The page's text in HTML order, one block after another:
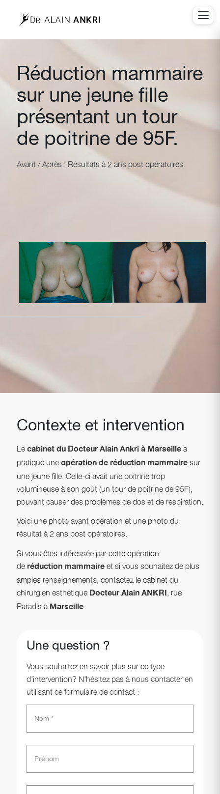
Réduction mammaire
sur une jeune fille
présentant un tour
de poitrine de 95F.
Avant / Après : Résultats à 2 ans post opératoires.
Contexte et intervention
Lecabinet du Docteur Alain Ankri à Marseillea
pratiqué uneopération de réduction mammairesur
une jeune fille. Celle-ci avait une poitrine trop
volumineuse à son goût (un tour de poitrine de 95F),
pouvant causer des problèmes de dos et de respiration.
Voici une photo avant opération et une photo du
résultat à 2 ans post opératoires.
Si vous êtes intéressée par cette opération
deréduction mammaireet si vous souhaitez de plus
amples renseignements, contactez le cabinet du
chirurgien esthétique Docteur Alain ANKRI, rue
Paradis àMarseille.
Une question ?
Vous souhaitez en savoir plus sur ce type
d'intervention? N'hésitez pas à nous contacter en
utilisant ce formulaire de contact :